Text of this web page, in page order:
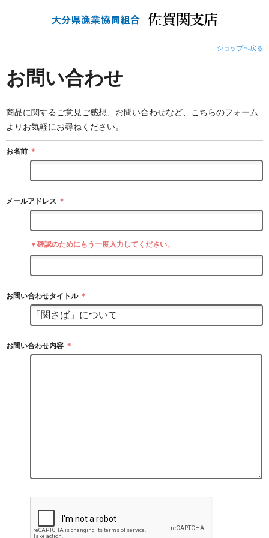
ショップへ戻る
お問い合わせ
商品に関するご意見ご感想、お問い合わせなど、こちらのフォーム
よりお気軽にお尋ねください。
お名前 ＊
メールアドレス ＊
▼確認のためにもう一度入力してください。
お問い合わせタイトル ＊
お問い合わせ内容 ＊